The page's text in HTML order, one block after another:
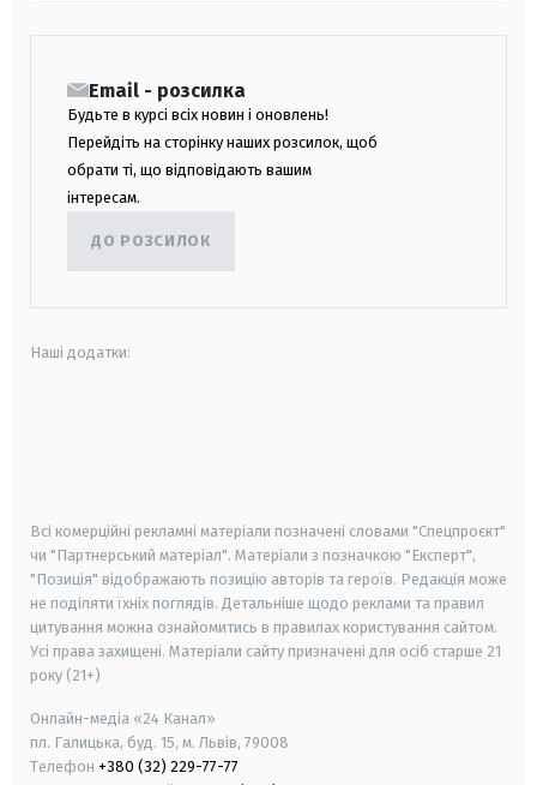
Email - розсилка
Будьте в курсі всіх новин і оновлень!
Перейдіть на сторінку наших розсилок, щоб
обрати ті, що відповідають вашим
інтересам.
ДО РОЗСИЛОК
Наші додатки:
Всі комерційні рекламні матеріали позначені словами "Спецпроєкт"
чи "Партнерський матеріал". Матеріали з позначкою "Експерт",
"Позиція" відображають позицію авторів та героїв. Редакція може
не поділяти їхніх поглядів. Детальніше щодо реклами та правил
цитування можна ознайомитись в правилах користування сайтом.
Усі права захищені. Матеріали сайту призначені для осіб старше 21
року (21+)
Онлайн-медіа «24 Канал»
пл. Галицька, буд. 15, м. Львів, 79008
Телефон +380 (32) 229-77-77